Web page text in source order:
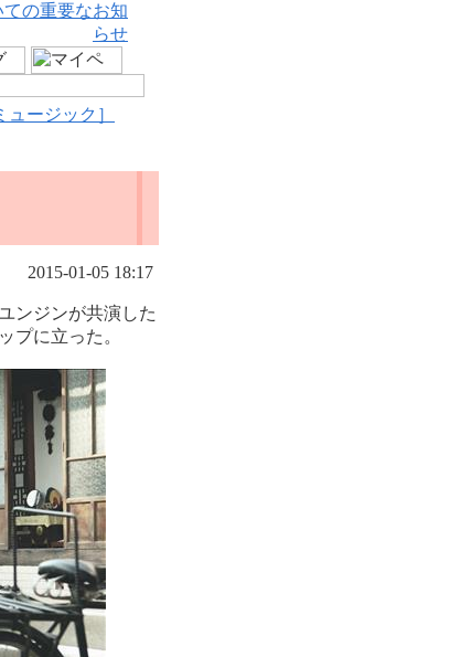
の重要なお知
らせ
ュージック］
2015-01-05 18:17
ンジンが共演した
プに立った。